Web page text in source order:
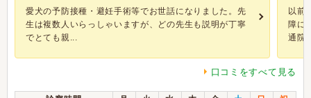
愛犬の予防接種・避妊手術等でお世話になりました。先
生は複数人いらっしゃいますが、どの先生も説明が丁寧
でとても親...
以前
障に
通院
口コミをすべて見る